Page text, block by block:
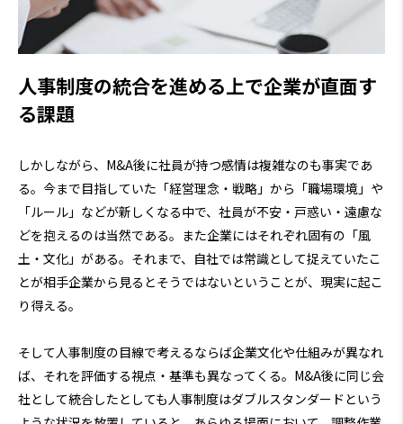
人事制度の統合を進める上で企業が直面す
る課題
しかしながら、M&A後に社員が持つ感情は複雑なのも事実であ
る。今まで目指していた「経営理念・戦略」から「職場環境」や
「ルール」などが新しくなる中で、社員が不安・戸惑い・遠慮な
どを抱えるのは当然である。また企業にはそれぞれ固有の「風
土・文化」がある。それまで、自社では常識として捉えていたこ
とが相手企業から見るとそうではないということが、現実に起こ
り得える。
そして人事制度の目線で考えるならば企業文化や仕組みが異なれ
ば、それを評価する視点・基準も異なってくる。M&A後に同じ会
社として統合したとしても人事制度はダブルスタンダードという